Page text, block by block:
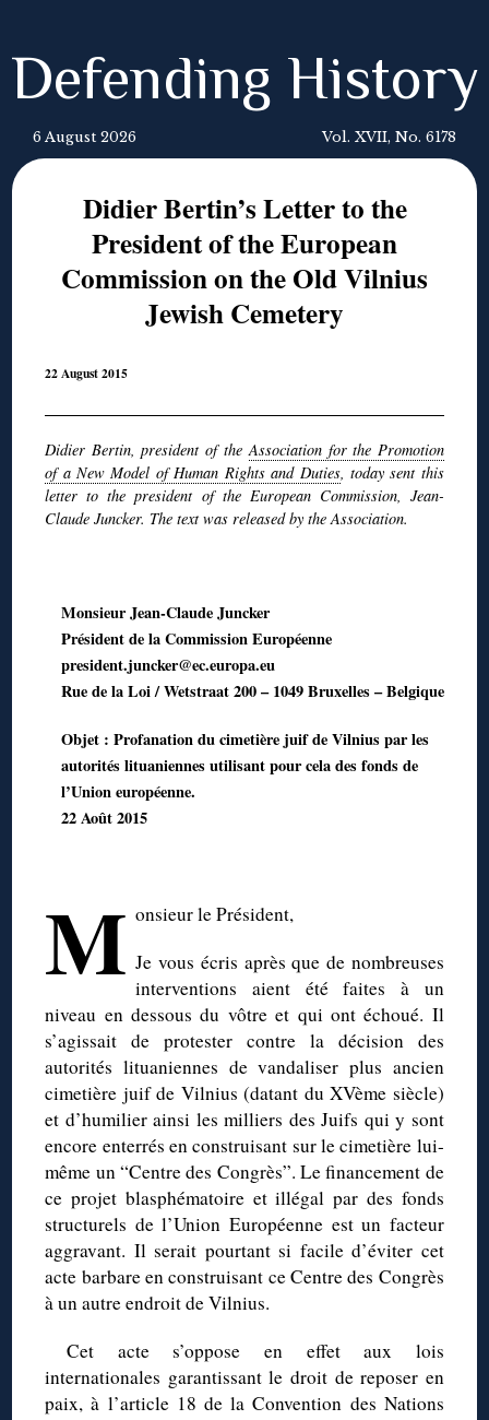
Defending History
6 August 2026 Vol. XVII, No. 6178
Didier Bertin’s Letter to the
President of the European
Commission on the Old Vilnius
Jewish Cemetery
22 August 2015
Didier Bertin, president of theAssociation for the Promotion
of a New Model of Human Rights and Duties, today sent this
letter to the president of the European Commission, Jean-
Claude Juncker. The text was released by the Association.
Monsieur Jean-Claude Juncker
Président de la Commission Européenne
president.juncker@ec.europa.eu
Rue de la Loi / Wetstraat 200 – 1049 Bruxelles – Belgique
Objet : Profanation du cimetière juif de Vilnius par les
autorités lituaniennes utilisant pour cela des fonds de
l’Union européenne.
22 Août 2015
M onsieur le Président,
Je vous écris après que de nombreuses
interventions aient été faites à un
niveau en dessous du vôtre et qui ont échoué. Il
s’agissait de protester contre la décision des
autorités lituaniennes de vandaliser plus ancien
cimetière juif de Vilnius (datant du XVème siècle)
et d’humilier ainsi les milliers des Juifs qui y sont
encore enterrés en construisant sur le cimetière lui-
même un “Centre des Congrès”. Le financement de
ce projet blasphématoire et illégal par des fonds
structurels de l’Union Européenne est un facteur
aggravant. Il serait pourtant si facile d’éviter cet
acte barbare en construisant ce Centre des Congrès
à un autre endroit de Vilnius.
Cet acte s’oppose en effet aux lois
internationales garantissant le droit de reposer en
paix, à l’article 18 de la Convention des Nations